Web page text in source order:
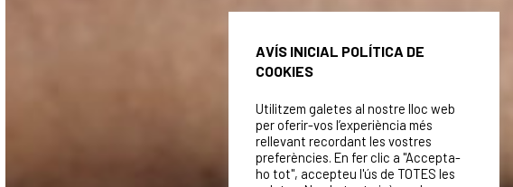
AVÍS INICIAL POLÍTICA DE
COOKIES
Utilitzem galetes al nostre lloc web
per oferir-vos l’experiència més
rellevant recordant les vostres
preferències. En fer clic a "Accepta-
ho tot", accepteu l'ús de TOTES les